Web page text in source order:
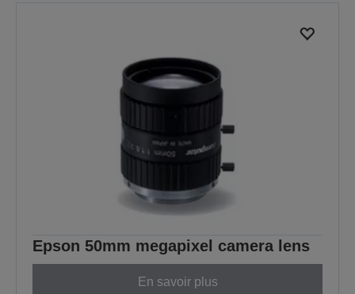
Epson 50mm megapixel camera lens
En savoir plus